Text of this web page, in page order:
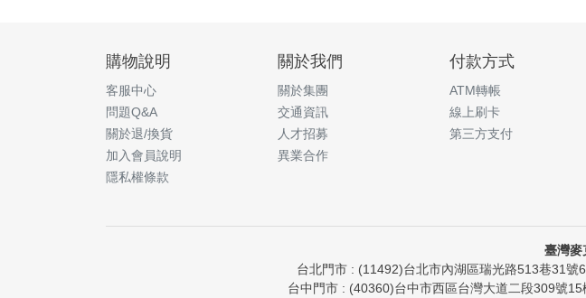
購物說明
客服中心
問題Q&A
關於退/換貨
加入會員說明
隱私權條款
關於我們
關於集團
交通資訊
人才招募
異業合作
付款方式
ATM轉帳
線上刷卡
第三方支付
臺灣麥
台北門市 : (11492)台北市內湖區瑞光路513巷31
台中門市 : (40360)台中市西區台灣大道二段309號